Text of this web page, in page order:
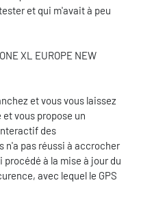
et qui m'avait à peu
XL EUROPE NEW
et vous vous laissez
vous propose un
des
n'a pas réussi à accrocher
à la mise à jour du
avec lequel le GPS